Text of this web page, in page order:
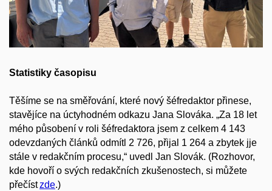
Statistiky časopisu
Těšíme se na směřování, které nový šéfredaktor přinese,
stavějíce na úctyhodném odkazu Jana Slováka. „Za 18 let
mého působení v roli šéfredaktora jsem z celkem 4 143
odevzdaných článků odmítl 2 726, přijal 1 264 a zbytek jje
stále v redakčním procesu,“ uvedl Jan Slovák. (Rozhovor,
kde hovoří o svých redakčních zkušenostech, si můžete
přečístzde.)